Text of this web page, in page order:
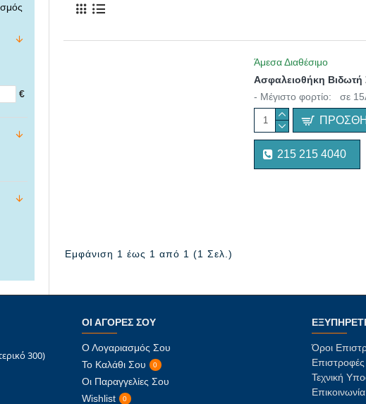
€
Άμεσα Διαθέσιμο
Ασφαλειοθήκη Βιδωτή
- Μέγιστο φορτίο: σε
215 215 4040
Εμφάνιση 1 έως 1 από 1 (1 Σελ.)
300)
ΟΙ ΑΓΟΡΈΣ ΣΟΥ
Ο Λογαριασμός Σου
Το Καλάθι Σου
0
Οι Παραγγελίες Σου
Wishlist
0
Όροι
Επιστροφές
Τεχνική
Επικοινωνία